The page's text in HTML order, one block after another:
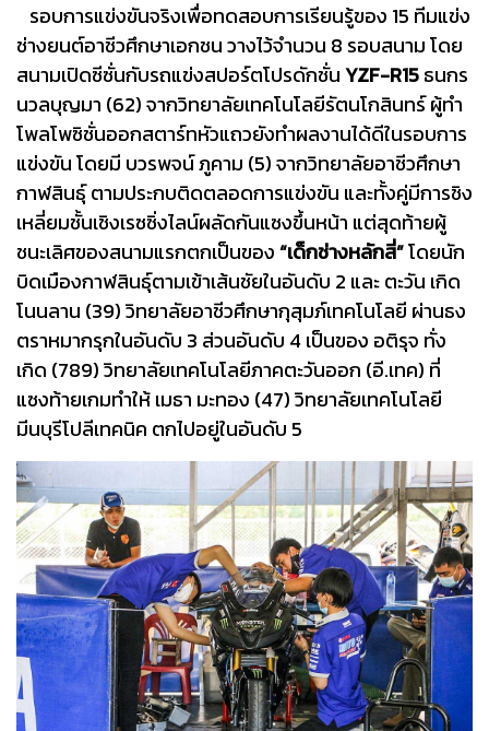
รอบการแข่งขันจริงเพื่อทดสอบการเรียนรู้ของ 15 ทีมแข่ง
ช่างยนต์อาชีวศึกษาเอกชน วางไว้จำนวน 8 รอบสนาม โดย
สนามเปิดซีซั่นกับรถแข่งสปอร์ตโปรดักชั่นYZF-R15ธนกร
นวลบุญมา (62) จากวิทยาลัยเทคโนโลยีรัตนโกสินทร์ ผู้ทำ
โพลโพซิชั่นออกสตาร์ทหัวแถวยังทำผลงานได้ดีในรอบการ
แข่งขัน โดยมี บวรพจน์ ภูคาม (5) จากวิทยาลัยอาชีวศึกษา
กาฬสินธุ์ ตามประกบติดตลอดการแข่งขัน และทั้งคู่มีการชิง
เหลี่ยมชั้นเชิงเรซซิ่งไลน์ผลัดกันแซงขึ้นหน้า แต่สุดท้ายผู้
ชนะเลิศของสนามแรกตกเป็นของ“เด็กช่างหลักสี่”โดยนัก
บิดเมืองกาฬสินธุ์ตามเข้าเส้นชัยในอันดับ 2 และ ตะวัน เกิด
โนนลาน (39) วิทยาลัยอาชีวศึกษากุสุมภ์เทคโนโลยี ผ่านธง
ตราหมากรุกในอันดับ 3 ส่วนอันดับ 4 เป็นของ อติรุจ ทั่ง
เกิด (789) วิทยาลัยเทคโนโลยีภาคตะวันออก (อี.เทค) ที่
แซงท้ายเกมทำให้ เมธา มะทอง (47) วิทยาลัยเทคโนโลยี
มีนบุรีโปลีเทคนิค ตกไปอยู่ในอันดับ 5